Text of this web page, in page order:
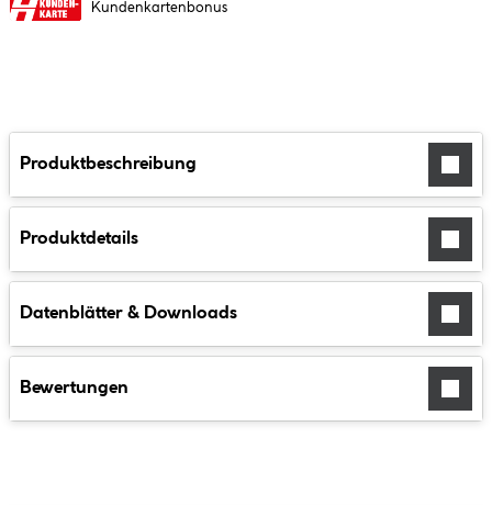
Kundenkartenbonus
Produktbeschreibung
Produktdetails
Datenblätter & Downloads
Bewertungen